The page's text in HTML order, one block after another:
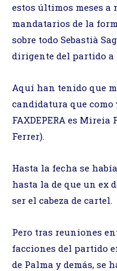
estos últimos meses
mandatarios de la
sobre todo Sebastià
dirigente del partido
Aquí han tenido que
candidatura que
FAXDEPERA es
Ferrer).
Hasta la fecha se
hasta la de que un ex
ser el cabeza de cartel.
Pero tras reuniones
facciones del partido
de Palma y demás, se